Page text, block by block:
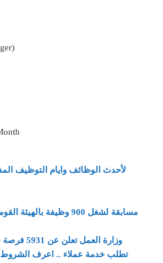
لأحدث الوظائف وايام التوظيف
مسابقة لشغل 900 وظيفة
وزارة العمل تعلن عن 5931 فرصة شاغرة فى 11 محافظة